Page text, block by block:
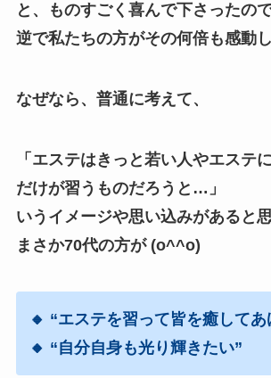
と、ものすごく喜んで下さったの
逆で私たちの方がその何倍も感動し
なぜなら、普通に考えて、
「エステはきっと若い人やエステ
だけが習うものだろうと…」
いうイメージや思い込みがあると
まさか70代の方が (o^^o)
🔸 “エステを習って皆を癒してあ
🔸 “自分自身も光り輝きたい”